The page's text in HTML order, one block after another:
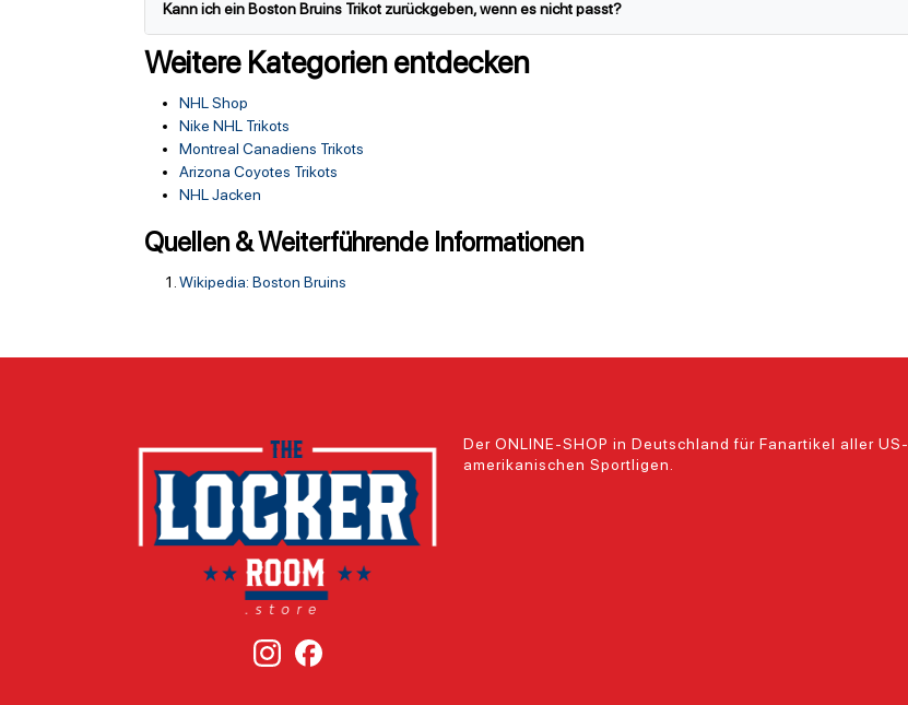
Kann ich ein Boston Bruins Trikot zurückgeben, wenn es nicht passt?
Weitere Kategorien entdecken
NHL Shop
Nike NHL Trikots
Montreal Canadiens Trikots
Arizona Coyotes Trikots
NHL Jacken
Quellen & Weiterführende Informationen
Wikipedia: Boston Bruins
Der ONLINE-SHOP in Deutschland für Fanartikel aller US-
amerikanischen Sportligen.